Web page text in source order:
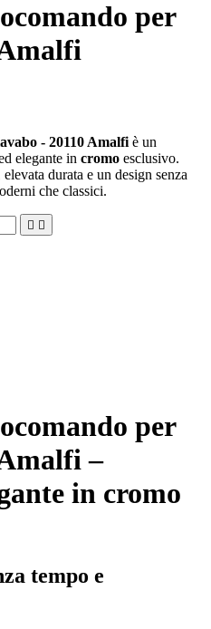
per
- 20110 Amalfi è un
elegante in cromo esclusivo.
durata e un design senza
che classici.
 
per
–
in cromo
tempo e